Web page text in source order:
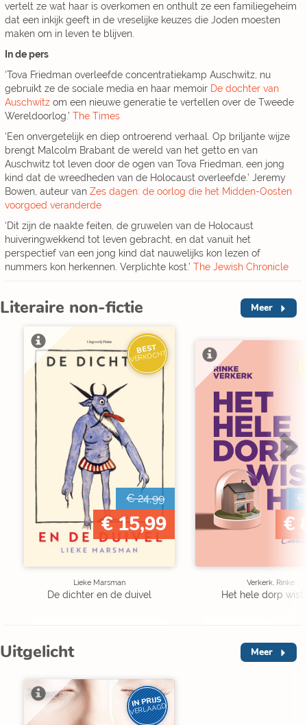
vertelt ze wat haar is overkomen en onthult ze een familiegeheim
dat een inkijk geeft in de vreselijke keuzes die Joden moesten
maken om in leven te blijven.
In de pers
‘Tova Friedman overleefde concentratiekamp Auschwitz, nu
gebruikt ze de sociale media en haar memoir De dochter van
Auschwitz om een nieuwe generatie te vertellen over de Tweede
Wereldoorlog.’ The Times
‘Een onvergetelijk en diep ontroerend verhaal. Op briljante wijze
brengt Malcolm Brabant de wereld van het getto en van
Auschwitz tot leven door de ogen van Tova Friedman, een jong
kind dat de wreedheden van de Holocaust overleefde.’ Jeremy
Bowen, auteur van Zes dagen: de oorlog die het Midden-Oosten
voorgoed veranderde
‘Dit zijn de naakte feiten, de gruwelen van de Holocaust
huiveringwekkend tot leven gebracht, en dat vanuit het
perspectief van een jong kind dat nauwelijks kon lezen of
nummers kon herkennen. Verplichte kost.’ The Jewish Chronicle
Literaire non-fictie Meer
BEST
VERKOCHT
€ 24,99
€ 15,99
Lieke Marsman
De dichter en de duivel
€
€
Verkerk, Rinke
Het hele dorp wist
Uitgelicht Meer
IN PRIJS
VERLAAGD